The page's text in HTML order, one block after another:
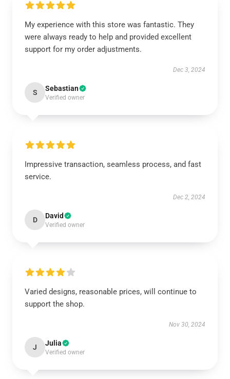
My experience with this store was fantastic. They
were always ready to help and provided excellent
support for my order adjustments.
Dec 3, 2024
S Sebastian
Verified owner
Impressive transaction, seamless process, and fast
service.
Dec 2, 2024
D David
Verified owner
Varied designs, reasonable prices, will continue to
support the shop.
Nov 30, 2024
J Julia
Verified owner